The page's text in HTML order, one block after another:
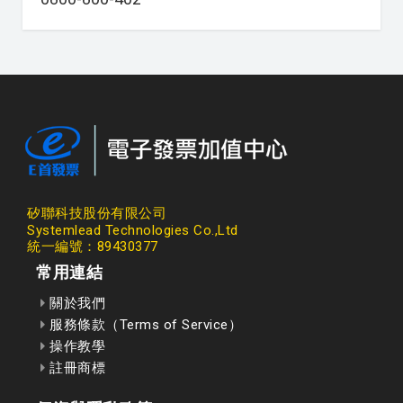
矽聯科技股份有限公司
Systemlead Technologies Co.,Ltd
統一編號：89430377
常用連結
關於我們
服務條款（Terms of Service）
操作教學
註冊商標